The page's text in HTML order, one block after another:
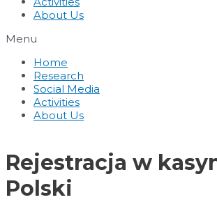
About Us
Menu
Home
Research
Social Media
Activities
About Us
Rejestracja w
Polski